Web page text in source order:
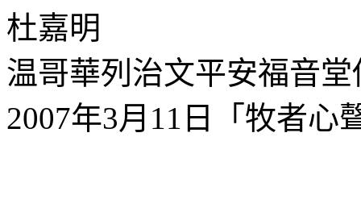
杜嘉明
温哥華列治文平安福音堂
2007年3月 11 日「牧者心